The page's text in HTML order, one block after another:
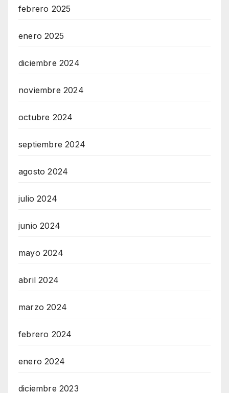
febrero 2025
enero 2025
diciembre 2024
noviembre 2024
octubre 2024
septiembre 2024
agosto 2024
julio 2024
junio 2024
mayo 2024
abril 2024
marzo 2024
febrero 2024
enero 2024
diciembre 2023